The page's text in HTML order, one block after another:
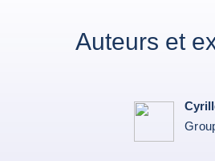
Auteurs et